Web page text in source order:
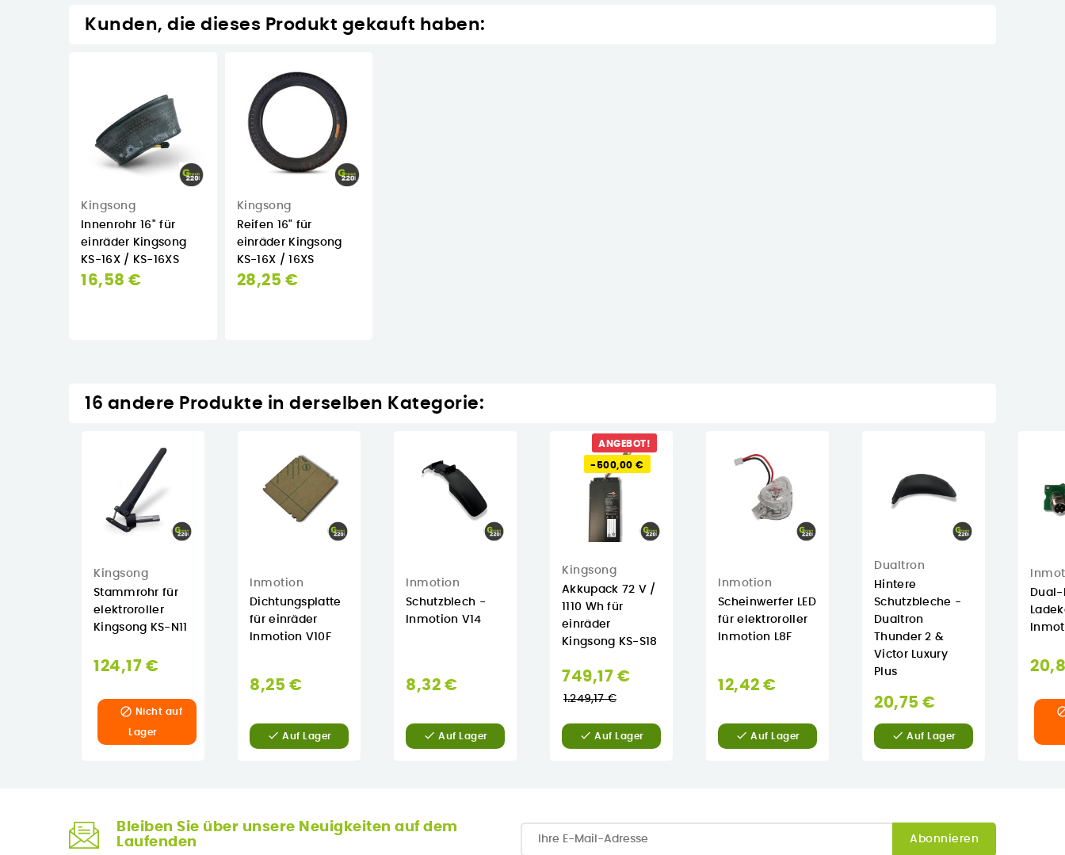
Kunden, die dieses Produkt gekauft haben:
Kingsong
Innenrohr 16" für
einräder Kingsong
KS-16X / KS-16XS
16,58 €
Kingsong
Reifen 16" für
einräder Kingsong
KS-16X / 16XS
28,25 €
16 andere Produkte in derselben Kategorie:
Kingsong
Stammrohr für
elektroroller
Kingsong KS-N11
124,17 €
 Nicht auf
Lager
Inmotion
Dichtungsplatte
für einräder
Inmotion V10F
8,25 €
 Auf Lager
Inmotion
Schutzblech -
Inmotion V14
8,32 €
 Auf Lager
ANGEBOT!
-500,00 €
Kingsong
Akkupack 72 V /
1110 Wh für
einräder
Kingsong KS-S18
749,17 €Normaler
1.249,17 €
 Auf Lager
Inmotion
Scheinwerfer LED
für elektroroller
Inmotion L8F
12,42 €
 Auf Lager
Dualtron
Hintere
Schutzbleche -
Dualtron
Thunder 2 &
Victor Luxury
Plus
20,75 €
 Auf Lager
Bleiben Sie über unsere Neuigkeiten auf dem
Laufenden